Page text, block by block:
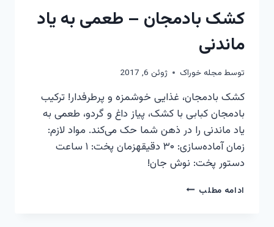
کشک بادمجان – طعمی به یاد
ماندنی
توسط مجله خوراک ژوئن 6, 2017
کشک بادمجان، غذایی خوشمزه و پرطرفدار! ترکیب
بادمجان کبابی با کشک، پیاز داغ و گردو، طعمی به
یاد ماندنی را در ذهن شما حک می‌کند. مواد لازم:
زمان آماده‌سازی: ۳۰ دقیقهزمان پخت: ۱ ساعت
دستور پخت: نوش جان!
ادامه مطلبکشک